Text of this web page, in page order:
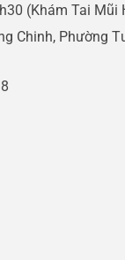
(Khám Tai Mũi
Chinh, Phường